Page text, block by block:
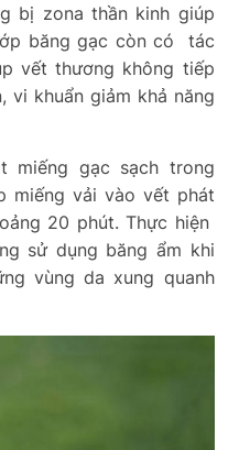
bị zona thần kinh giúp
băng gạc còn có tác
vết thương không tiếp
vi khuẩn giảm khả năng
miếng gạc sạch trong
miếng vải vào vết phát
20 phút. Thực hiện
sử dụng băng ẩm khi
vùng da xung quanh